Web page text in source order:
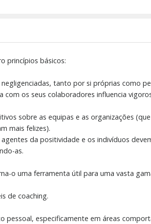
princípios básicos:
tanto por si próprias como
os seus colaboradores influencia
sobre as equipas e as organizações
mais felizes).
da positividade e os indivíduos
as.
o uma ferramenta útil para uma vasta
de coaching.
pessoal, especificamente em áreas